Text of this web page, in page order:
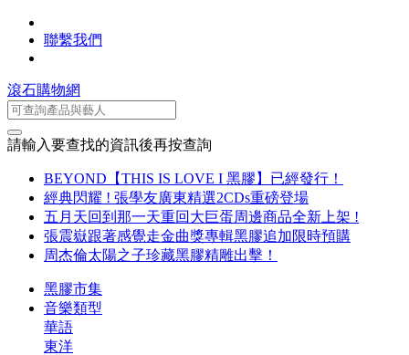
聯繫我們
滾石購物網
請輸入要查找的資訊後再按查詢
BEYOND【THIS IS LOVE I 黑膠】已經發行！
經典閃耀 ! 張學友廣東精選2CDs重磅登場
五月天回到那一天重回大巨蛋周邊商品全新上架 !
張震嶽跟著感覺走金曲獎專輯黑膠追加限時預購
周杰倫太陽之子珍藏黑膠精雕出擊！
黑膠市集
音樂類型
華語
東洋